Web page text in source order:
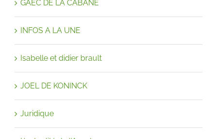
GAEC DE LA CABANE
INFOS A LA UNE
Isabelle et didier brault
JOEL DE KONINCK
Juridique